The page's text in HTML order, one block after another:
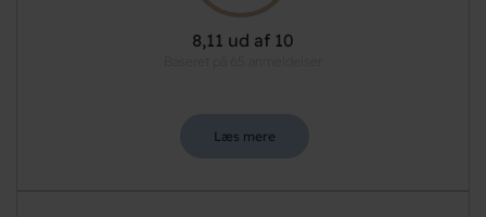
8,11 ud af 10
Læs mere